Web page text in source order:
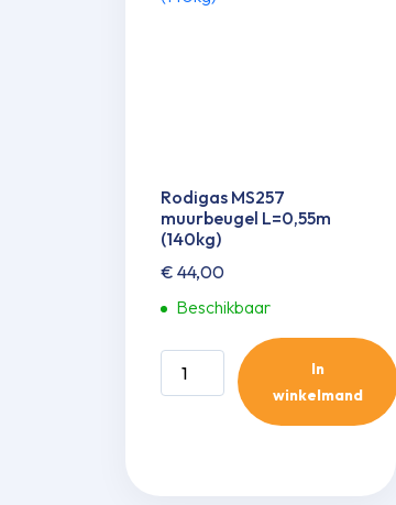
Rodigas MS257
muurbeugel L=0,55m
(140kg)
€ 44,00
Beschikbaar
muurbeugel
In
winkelmand